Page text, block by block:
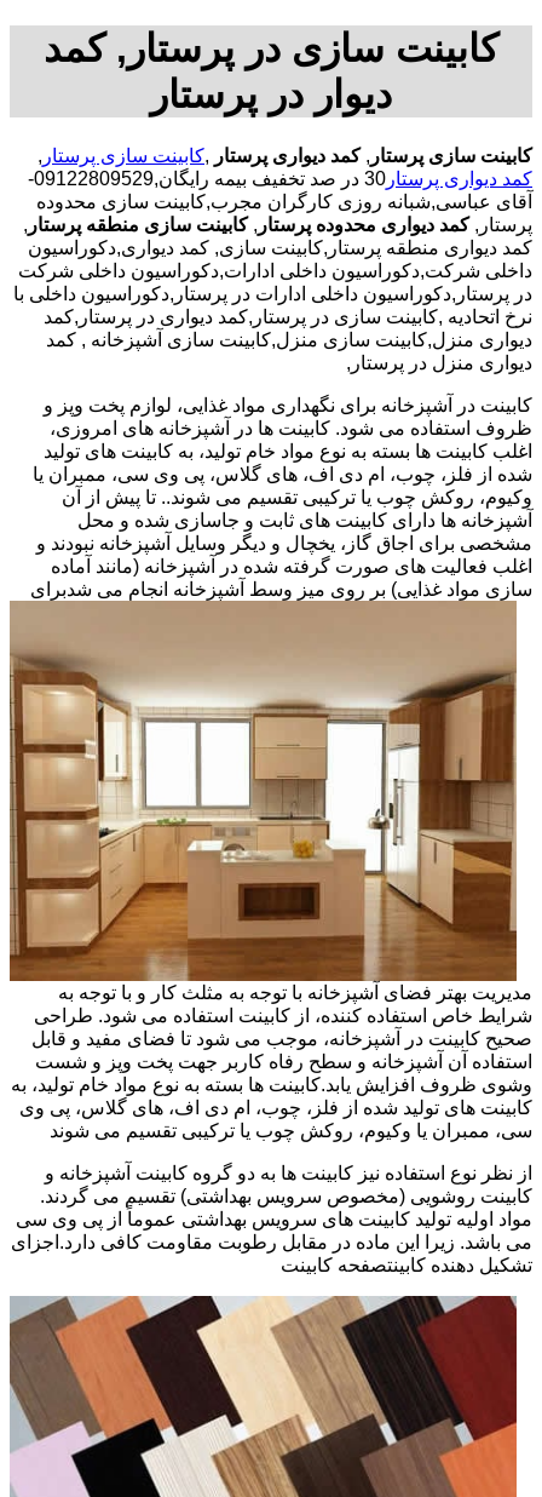
کابینت سازی در پرستار, کمد
دیوار در پرستار
کابینت سازی پرستار ,کمد دیواری پرستار ,کابینت سازی پرستار ,
کمد دیواری پرستار
30 در صد تخفیف بیمه رایگان,09122809529-
آقای عباسی,شبانه روزی کارگران مجرب,کابینت سازی محدوده
پرستار,کمد دیواری محدوده پرستار , کابینت سازی منطقه پرستار ,
کمد دیواری منطقه پرستار,کابینت سازی, کمد دیواری,دکوراسیون
داخلی شرکت,دکوراسیون داخلی ادارات,دکوراسیون داخلی شرکت
در پرستار,دکوراسیون داخلی ادارات در پرستار,دکوراسیون داخلی با
نرخ اتحادیه ,کابینت سازی در پرستار,کمد دیواری در پرستار,کمد
دیواری منزل,کابینت سازی منزل,کابینت سازی آشپزخانه , کمد
دیواری منزل در پرستار,
کابینت در آشپزخانه برای نگهداری مواد غذایی، لوازم پخت وپز و
ظروف استفاده می شود. کابینت ها در آشپزخانه های امروزی،
اغلب کابینت ها بسته به نوع مواد خام تولید، به کابینت های تولید
شده از فلز، چوب، ام دی اف، های گلاس، پی وی سی، ممبران یا
وکیوم، روکش چوب یا ترکیبی تقسیم می شوند.. تا پیش از آن
آشپزخانه ها دارای کابینت های ثابت و جاسازی شده و محل
مشخصی برای اجاق گاز، یخچال و دیگر وسایل آشپزخانه نبودند و
اغلب فعالیت های صورت گرفته شده در آشپزخانه (مانند آماده
سازی مواد غذایی) بر روی میز وسط آشپزخانه انجام می شدبرای
مدیریت بهتر فضای آشپزخانه با توجه به مثلث کار و با توجه به
شرایط خاص استفاده کننده، از کابینت استفاده می شود. طراحی
صحیح کابینت در آشپزخانه، موجب می شود تا فضای مفید و قابل
استفاده آن آشپزخانه و سطح رفاه کاربر جهت پخت وپز و شست
وشوی ظروف افزایش یابد.کابینت ها بسته به نوع مواد خام تولید، به
کابینت های تولید شده از فلز، چوب، ام دی اف، های گلاس، پی وی
سی، ممبران یا وکیوم، روکش چوب یا ترکیبی تقسیم می شوند
از نظر نوع استفاده نیز کابینت ها به دو گروه کابینت آشپزخانه و
کابینت روشویی (مخصوص سرویس بهداشتی) تقسیم می گردند.
مواد اولیه تولید کابینت های سرویس بهداشتی عموماً از پی وی سی
می باشد. زیرا این ماده در مقابل رطوبت مقاومت کافی دارد.اجزای
تشکیل دهنده کابینتصفحه کابینت